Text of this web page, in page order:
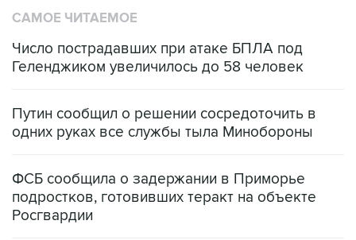
Число пострадавших при атаке БПЛА под
Путин сообщил о решении сосредоточить в
ФСБ сообщила о задержании в Приморье
Росгвардии
Беспилотные технологии и ИИ на службе у